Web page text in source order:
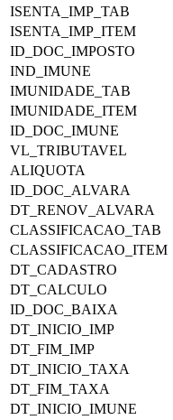
ISENTA_IMP_TAB
ISENTA_IMP_ITEM
ID_DOC_IMPOSTO
IND_IMUNE
IMUNIDADE_TAB
IMUNIDADE_ITEM
ID_DOC_IMUNE
VL_TRIBUTAVEL
ALIQUOTA
ID_DOC_ALVARA
DT_RENOV_ALVARA
CLASSIFICACAO_TAB
CLASSIFICACAO_ITEM
DT_CADASTRO
DT_CALCULO
ID_DOC_BAIXA
DT_INICIO_IMP
DT_FIM_IMP
DT_INICIO_TAXA
DT_FIM_TAXA
DT_INICIO_IMUNE